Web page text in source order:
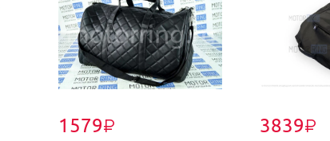
1579₽ 3839₽